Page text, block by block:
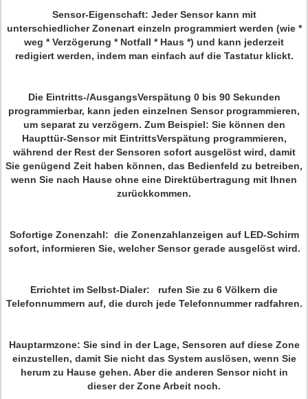
Sensor-Eigenschaft: Jeder Sensor kann mit
unterschiedlicher Zonenart einzeln programmiert werden (wie *
weg * Verzögerung * Notfall * Haus *) und kann jederzeit
redigiert werden, indem man einfach auf die Tastatur klickt.
Die Eintritts-/AusgangsVerspätung 0 bis 90 Sekunden
programmierbar, kann jeden einzelnen Sensor programmieren,
um separat zu verzögern. Zum Beispiel: Sie können den
Haupttür-Sensor mit EintrittsVerspätung programmieren,
während der Rest der Sensoren sofort ausgelöst wird, damit
Sie genügend Zeit haben können, das Bedienfeld zu betreiben,
wenn Sie nach Hause ohne eine Direktübertragung mit Ihnen
zurückkommen.
Sofortige Zonenzahl: die Zonenzahlanzeigen auf LED-Schirm
sofort, informieren Sie, welcher Sensor gerade ausgelöst wird.
Errichtet im Selbst-Dialer: rufen Sie zu 6 Völkern die
Telefonnummern auf, die durch jede Telefonnummer radfahren.
Hauptarmzone: Sie sind in der Lage, Sensoren auf diese Zone
einzustellen, damit Sie nicht das System auslösen, wenn Sie
herum zu Hause gehen. Aber die anderen Sensor nicht in
dieser der Zone Arbeit noch.